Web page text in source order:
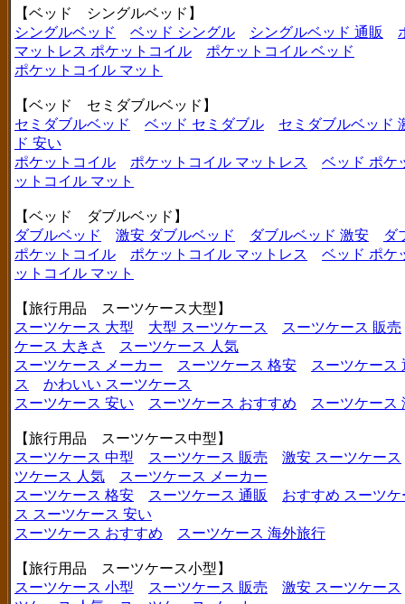
【ベッド シングルベッド】
シングルベッド
ベッド シングル シングルベッド 通販
マットレス ポケットコイル
ポケットコイル ベッド
ポケットコイル マット
【ベッド セミダブルベッド】
セミダブルベッド
ベッド セミダブル
セミダブルベッド
ド 安い
ポケットコイル
ポケットコイル マットレス
ベッド ポケ
ットコイル マット
【ベッド ダブルベッド】
ダブルベッド
激安 ダブルベッド ダブルベッド 激安
ダ
ポケットコイル
ポケットコイル マットレス
ベッド ポケ
ットコイル マット
【旅行用品 スーツケース大型】
スーツケース 大型
大型 スーツケース
スーツケース 販売
ケース 大きさ
スーツケース 人気
スーツケース メーカー
スーツケース 格安
スーツケース
ス
かわいい スーツケース
スーツケース 安い
スーツケース おすすめ スーツケース
【旅行用品 スーツケース中型】
スーツケース 中型
スーツケース 販売
激安 スーツケース
ツケース 人気
スーツケース メーカー
スーツケース 格安
スーツケース 通販
おすすめ スーツケ
ス スーツケース 安い
スーツケース おすすめ
スーツケース 海外旅行
【旅行用品 スーツケース小型】
スーツケース 小型
スーツケース 販売
激安 スーツケース